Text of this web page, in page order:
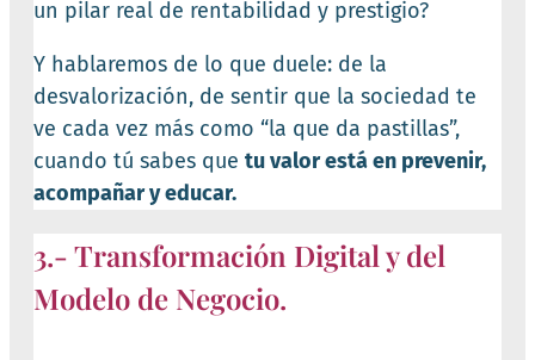
un pilar real de rentabilidad y prestigio?
Y hablaremos de lo que duele: de la
desvalorización, de sentir que la sociedad te
ve cada vez más como “la que da pastillas”,
cuando tú sabes que tu valor está en prevenir,
acompañar y educar.
3.- Transformación Digital y del
Modelo de Negocio.